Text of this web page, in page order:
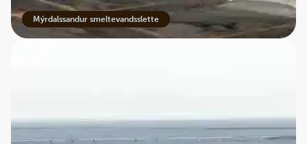
Mýrdalssandur dækker omkring 700 km2 og regnes
blandt Europas største sandørkener. Når man står midt på
Mýrdalssandur smeltevandsslette